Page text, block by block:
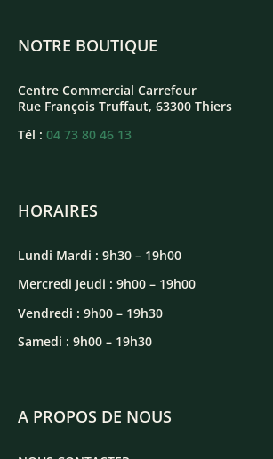
NOTRE BOUTIQUE
Centre Commercial Carrefour
Rue François Truffaut, 63300 Thiers
Tél : 04 73 80 46 13
HORAIRES
Lundi Mardi : 9h30 – 19h00
Mercredi Jeudi : 9h00 – 19h00
Vendredi : 9h00 – 19h30
Samedi : 9h00 – 19h30
A PROPOS DE NOUS